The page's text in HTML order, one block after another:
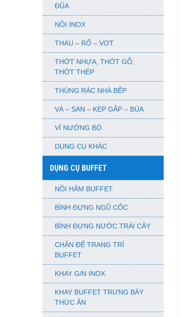
ĐŨA
NỒI INOX
THAU – RỔ – VỢT
THỚT NHỰA, THỚT GỖ,
THỚT THÉP
THÙNG RÁC NHÀ BẾP
VÁ – SẠN – KẸP GẮP – BÚA
VỈ NƯỚNG BÒ
DỤNG CỤ KHÁC
DỤNG CỤ BUFFET
NỒI HÂM BUFFET
BÌNH ĐỰNG NGŨ CỐC
BÌNH ĐỰNG NƯỚC TRÁI CÂY
CHÂN ĐẾ TRANG TRÍ
BUFFET
KHAY G/N INOX
KHAY BUFFET TRƯNG BÀY
THỨC ĂN